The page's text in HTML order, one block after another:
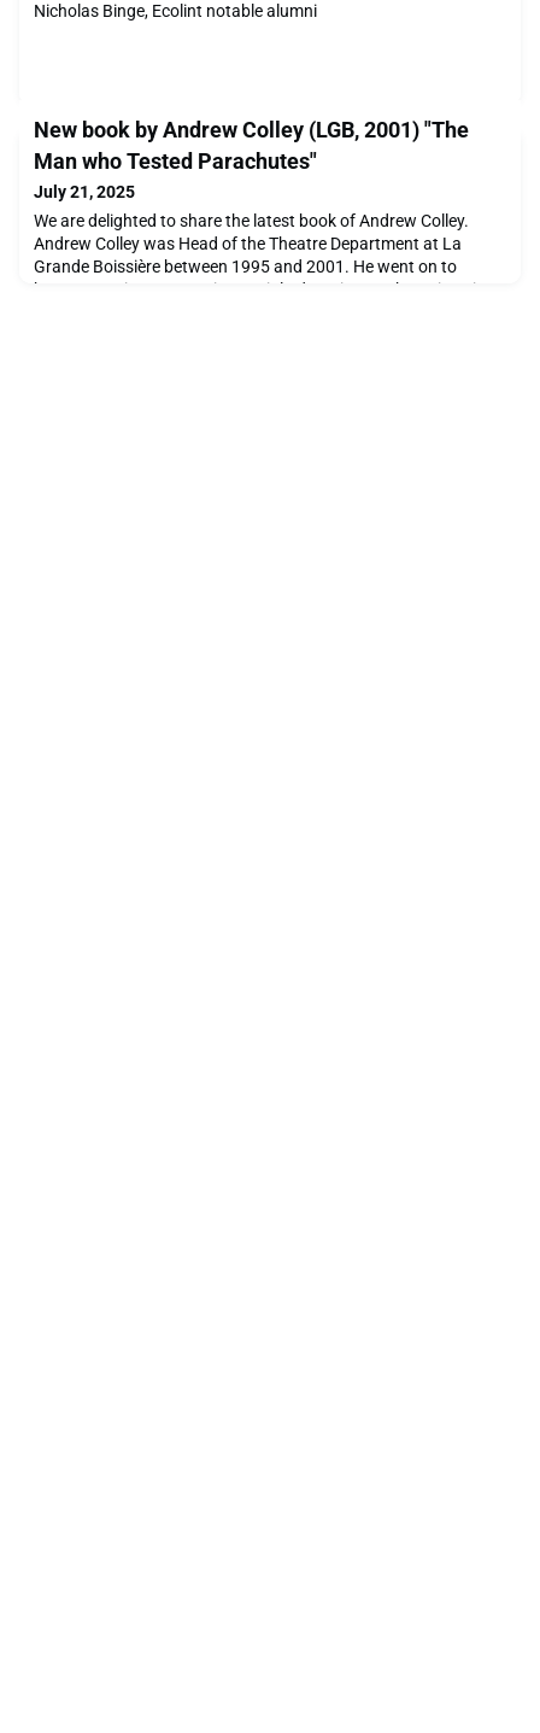
Nicholas Binge, Ecolint notable alumni
New book by Andrew Colley (LGB, 2001) "The
Man who Tested Parachutes"
July 21, 2025
We are delighted to share the latest book of Andrew Colley.
Andrew Colley was Head of the Theatre Department at La
Grande Boissière between 1995 and 2001. He went on to
become Senior Lecturer in Special Education at The University